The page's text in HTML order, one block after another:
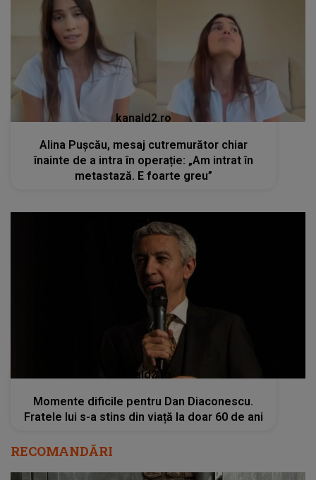
kanald2.ro
Alina Pușcău, mesaj cutremurător chiar
înainte de a intra în operație: „Am intrat în
metastază. E foarte greu”
kanald2.ro
Momente dificile pentru Dan Diaconescu.
Fratele lui s-a stins din viață la doar 60 de ani
RECOMANDĂRI